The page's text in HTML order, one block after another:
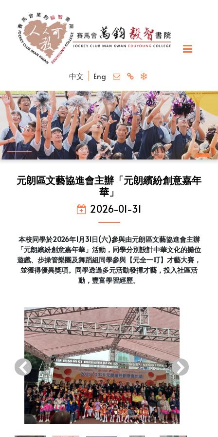
中文 Eng
元朗區文藝協進會主辦「元朗繽紛創意嘉年
華」
2026-01-31
本校同學於2026年1月31日(六)參與由元朗區文藝協進會主辦
「元朗繽紛創意嘉年華」活動，同學分別設計中華文化的攤位
遊戲、步操管樂團及舞蹈組同學參與【元全一叮】才藝大賽，
並獲得優異獎項。同學透過多元活動發揮才藝，投入社區活
動，豐富學習經歷。
‹ ›